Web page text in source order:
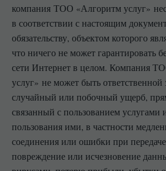
компания ТОО «Алгоритм услуг»
в соответствии с настоящим
обязательству, объектом которого
что ничего не может гарантировать
сети Интернет в целом. Компания
услуг» не может быть
случайный или побочный ущерб,
связанный с пользованием
пользования ими, в частности
соединения или ошибки при
повреждение или исчезновение